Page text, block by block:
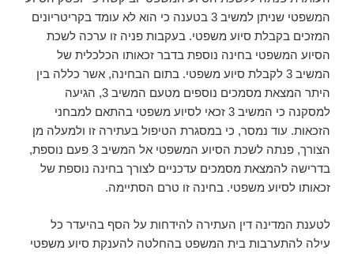
המשפטי שניתן למשיב 3 בטענה כי הוא לא עומד בקריטריונים
המזכים בקבלת סיוע משפטי. בעקבות פניה זו ערכה לשכת
הסיוע המשפטי בחינה נוספת בדבר זכאותו הכלכלית של
המשיב 3 לקבלת סיוע משפטי. בתום הבחינה, אשר כללה בין
היתר המצאת מסמכים נוספים מטעם המשיב 3, הגיעה
למסקנה כי המשיב 3 זכאי לסיוע משפטי בהתאם למבחני
הזכאות. עוד נמסר, כי במסגרת הטיפול בעתירה זו ולמעלה מן
הצורך, פנתה לשכת הסיוע המשפטי אל המשיב 3 פעם נוספת,
בדרישה להמצאת מסמכים עדכניים לצורך בחינה נוספת של
זכאותו לסיוע משפטי. בחינה זו טרם הסתיימה.
לטענת המדינה דין העתירה להידחות על הסף בהיעדר כל
עילה להתערבות בית המשפט בהחלטה להענקת סיוע משפטי